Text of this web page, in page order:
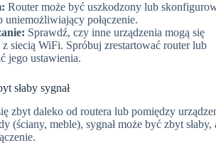
Router może być uszkodzony lub
uniemożliwiający połączenie.
Sprawdź, czy inne urządzenia mogą się
z siecią WiFi. Spróbuj zrestartować router lub
jego ustawienia.
słaby sygnał
zbyt daleko od routera lub pomiędzy
(ściany, meble), sygnał może być zbyt słaby,